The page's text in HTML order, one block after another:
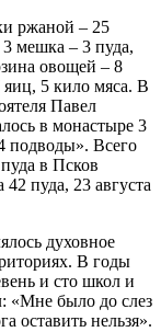
ржаной – 25
мешка – 3 пуда,
овощей – 8
яиц, 5 кило мяса. В
Павел
в монастыре 3
подводы». Всего
в Псков
пуда, 23 августа
духовное
В годы
и сто школ и
«Мне было до слез
оставить нельзя».